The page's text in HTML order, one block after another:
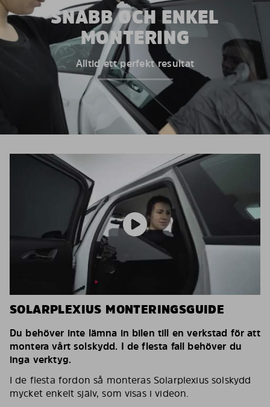
SNABB OCH ENKEL
MONTERING
Alltid ett perfekt resultat
SOLARPLEXIUS MONTERINGSGUIDE
Du behöver inte lämna in bilen till en verkstad för att
montera vårt solskydd. I de flesta fall behöver du
inga verktyg.
I de flesta fordon så monteras Solarplexius solskydd
mycket enkelt själv, som visas i videon.